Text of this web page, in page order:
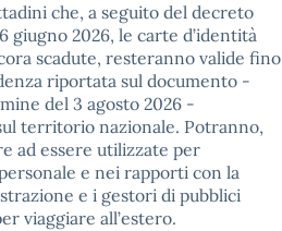
che, a seguito del decreto
giugno 2026, le carte d’identità
scadute, resteranno valide fino
riportata sul documento -
del 3 agosto 2026 -
territorio nazionale. Potranno,
ad essere utilizzate per
e nei rapporti con la
e i gestori di pubblici
viaggiare all’estero.